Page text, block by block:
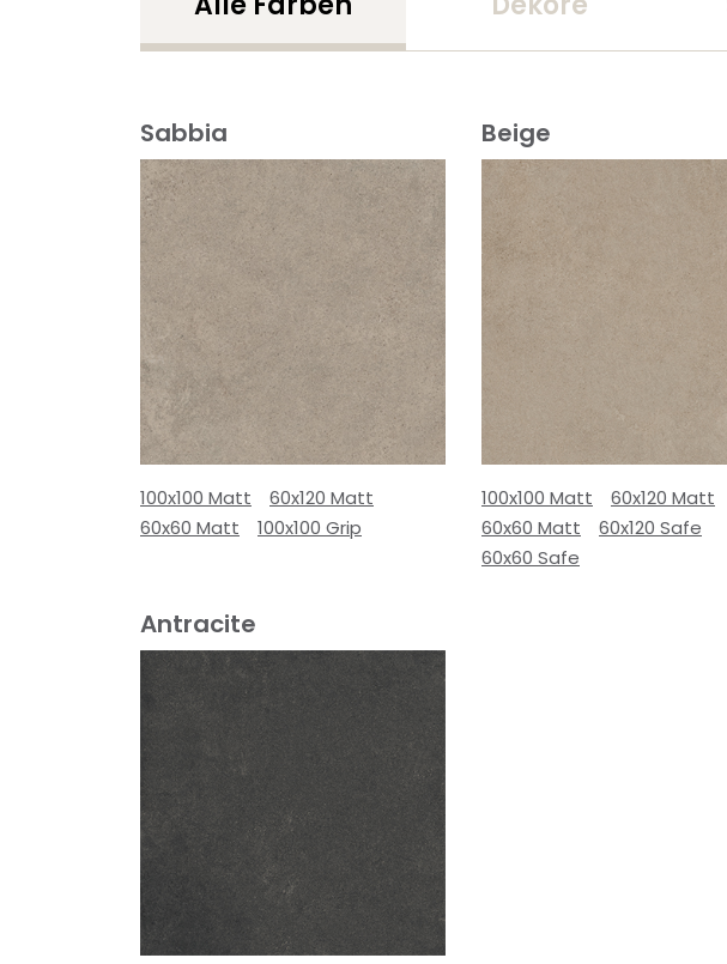
Sabbia
100x100 Matt
60x120 Matt
60x60 Matt
100x100 Grip
Beige
100x100 Matt
60x120 Matt
60x60 Matt
60x120 Safe
60x60 Safe
Antracite